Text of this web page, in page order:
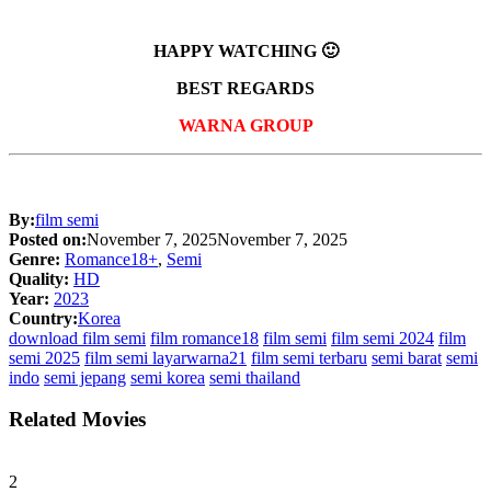
HAPPY WATCHING 🙂
BEST REGARDS
WARNA GROUP
By:film semi
Posted on:November 7, 2025November 7, 2025
Genre: Romance18+, Semi
Quality: HD
Year: 2023
Country:Korea
download film semi film romance18 film semi film semi 2024 film
semi 2025 film semi layarwarna21 film semi terbaru semi barat semi
indo semi jepang semi korea semi thailand
Related Movies
2